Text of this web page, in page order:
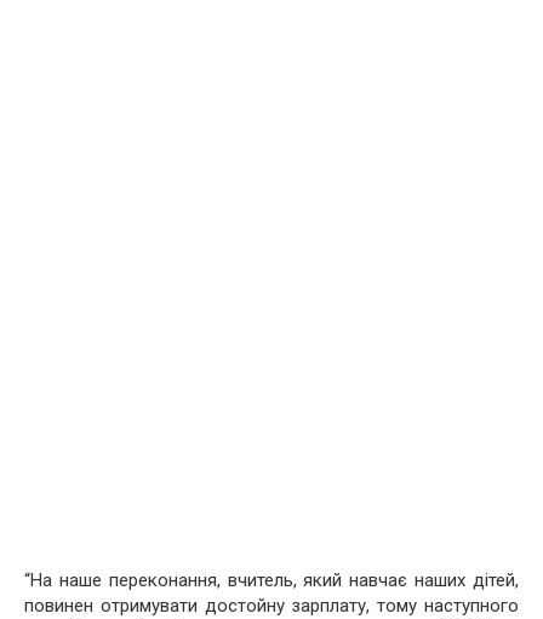
“На наше переконання, вчитель, який навчає наших дітей,
повинен отримувати достойну зарплату, тому наступного